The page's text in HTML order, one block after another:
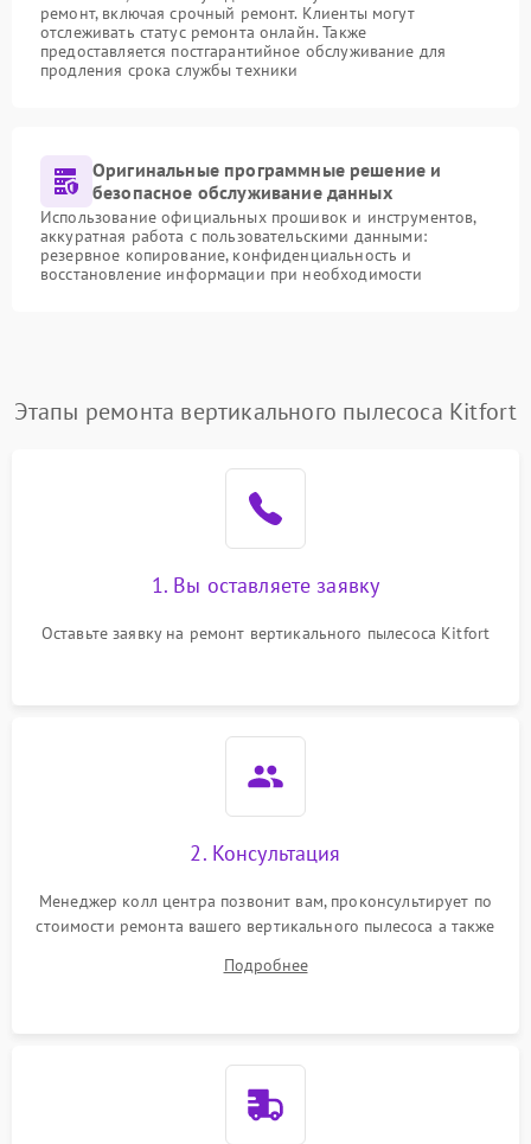
ремонт, включая срочный ремонт. Клиенты могут
отслеживать статус ремонта онлайн. Также
предоставляется постгарантийное обслуживание для
продления срока службы техники
Оригинальные программные решение и
безопасное обслуживание данных
Использование официальных прошивок и инструментов,
аккуратная работа с пользовательскими данными:
резервное копирование, конфиденциальность и
восстановление информации при необходимости
Этапы ремонта вертикального пылесоса Kitfort
1. Вы оставляете заявку
Оставьте заявку на ремонт вертикального пылесоса Kitfort
2. Консультация
Менеджер колл центра позвонит вам, проконсультирует по
стоимости ремонта вашего вертикального пылесоса а также
Подробнее